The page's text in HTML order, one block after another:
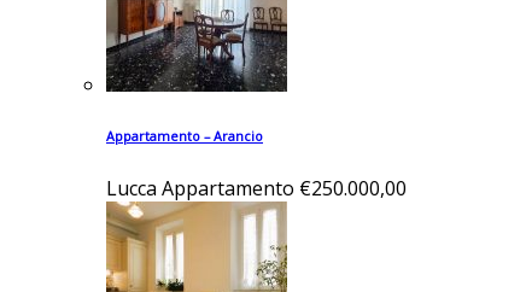
Appartamento – Arancio
Lucca Appartamento €250.000,00